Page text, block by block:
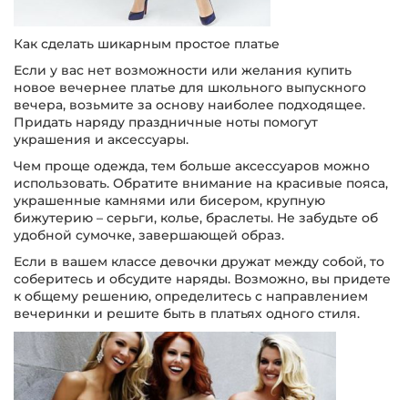
Как сделать шикарным простое платье
Если у вас нет возможности или желания купить
новое вечернее платье для школьного выпускного
вечера, возьмите за основу наиболее подходящее.
Придать наряду праздничные ноты помогут
украшения и аксессуары.
Чем проще одежда, тем больше аксессуаров можно
использовать. Обратите внимание на красивые пояса,
украшенные камнями или бисером, крупную
бижутерию – серьги, колье, браслеты. Не забудьте об
удобной сумочке, завершающей образ.
Если в вашем классе девочки дружат между собой, то
соберитесь и обсудите наряды. Возможно, вы придете
к общему решению, определитесь с направлением
вечеринки и решите быть в платьях одного стиля.